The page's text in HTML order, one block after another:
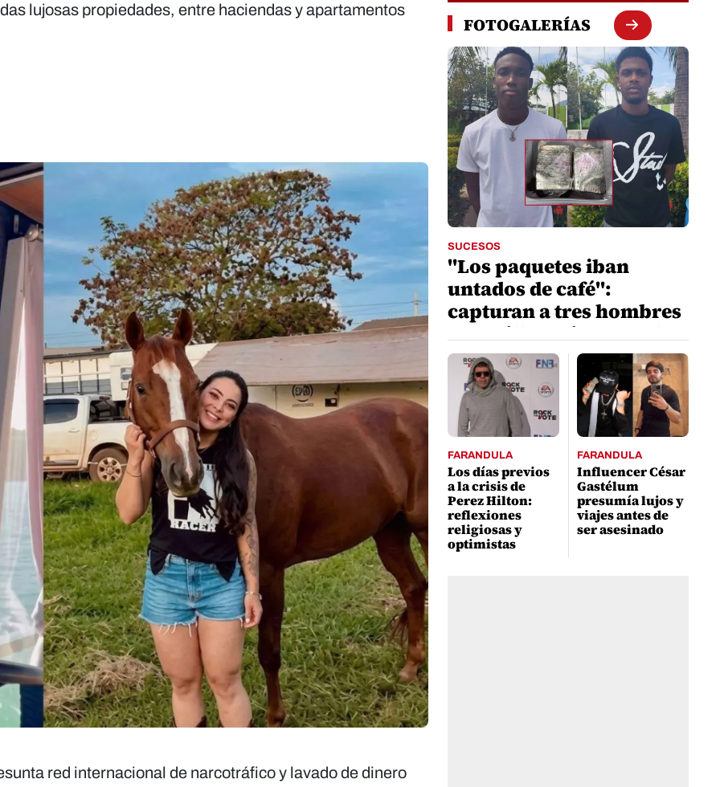
lujosas propiedades, entre haciendas y apartamentos
red internacional de narcotráfico y lavado de dinero
FOTOGALERÍAS
SUCESOS
"Los paquetes iban
untados de café":
capturan a tres hombres
con millonaria suma de
dinero en La Ceiba
FARANDULA
Los días previos
a la crisis de
Perez Hilton:
reflexiones
religiosas y
optimistas
FARANDULA
Influencer César
Gastélum
presumía lujos y
viajes antes de
ser asesinado